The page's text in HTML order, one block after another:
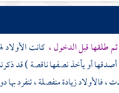
طلقها قبل الدخول ، كانت الأولاد
أو يأخذ نصفها ناقصة ) قد
فالأولاد زيادة منفصلة ، تنفرد بها